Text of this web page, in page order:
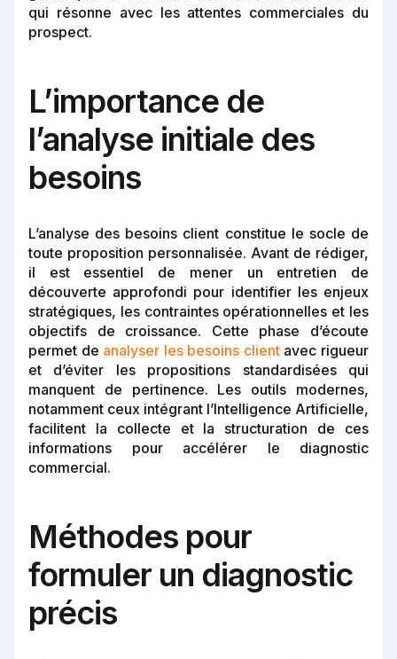
qui résonne avec les attentes commerciales du
prospect.
L’importance de
l’analyse initiale des
besoins
L’analyse des besoins client constitue le socle de
toute proposition personnalisée. Avant de rédiger,
il est essentiel de mener un entretien de
découverte approfondi pour identifier les enjeux
stratégiques, les contraintes opérationnelles et les
objectifs de croissance. Cette phase d’écoute
permet de analyser les besoins clientavec rigueur
et d’éviter les propositions standardisées qui
manquent de pertinence. Les outils modernes,
notamment ceux intégrant l’Intelligence Artificielle,
facilitent la collecte et la structuration de ces
informations pour accélérer le diagnostic
commercial.
Méthodes pour
formuler un diagnostic
précis